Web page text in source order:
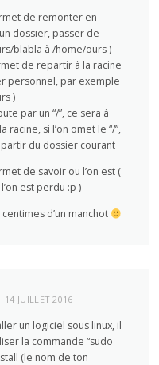
de remonter en
dossier, passer de
blabla à /home/ours )
de repartir à la racine
personnel, par exemple
)
par un “/”, ce sera à
racine, si l’on omet le “/”,
du dossier courant
de savoir ou l’on est (
est perdu :p )
d’un manchot
14 JUILLET 2016
un logiciel sous linux, il
la commande “sudo
(le nom de ton